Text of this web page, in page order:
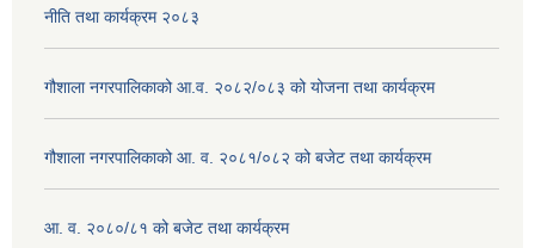
नीति तथा कार्यक्रम २०८३
गौशाला नगरपालिकाको आ.व. २०८२/०८३ को योजना तथा कार्यक्रम
गौशाला नगरपालिकाको आ. व. २०८१/०८२ को बजेट तथा कार्यक्रम
आ. व. २०८०/८१ को बजेट तथा कार्यक्रम